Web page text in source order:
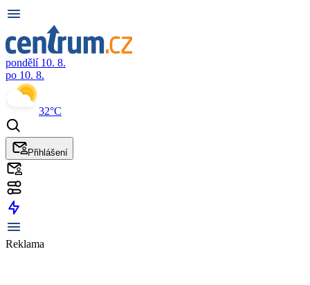
pondělí 10. 8.
po 10. 8.
32°C
Přihlášení
Reklama